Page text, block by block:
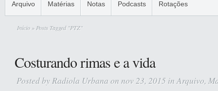
Arquivo Matérias Notas Podcasts Rotações
Início » Posts Tagged "PTZ"
Costurando rimas e a vida
Posted by Radiola Urbana on nov 23, 2015 inArquivo,